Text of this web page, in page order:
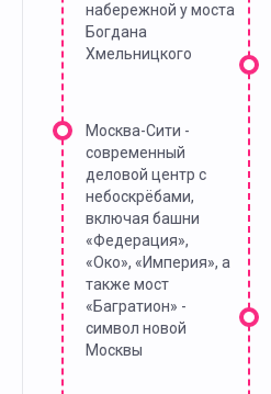
набережной у моста
Богдана
Хмельницкого
Москва-Сити -
современный
деловой центр с
небоскрёбами,
включая башни
«Федерация»,
«Око», «Империя», а
также мост
«Багратион» -
символ новой
Москвы